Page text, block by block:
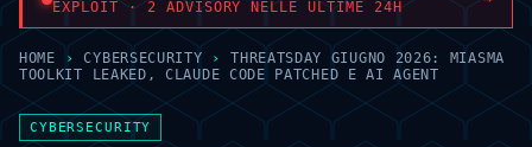
EXPLOIT · 2 ADVISORY NELLE ULTIME 24H
HOME › CYBERSECURITY ›
THREATSDAY GIUGNO 2026: MIASMA
TOOLKIT LEAKED, CLAUDE CODE PATCHED E AI AGENT
CYBERSECURITY